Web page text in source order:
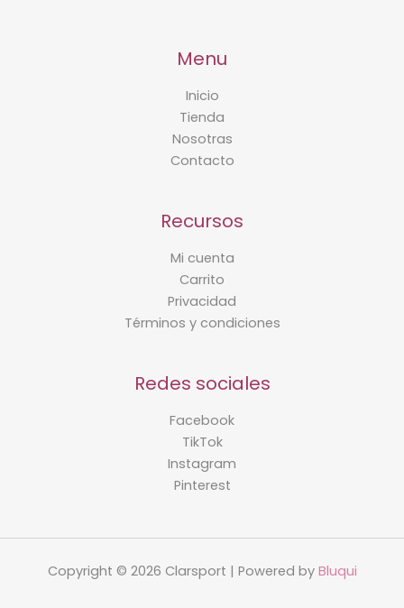
Menu
Inicio
Tienda
Nosotras
Contacto
Recursos
Mi cuenta
Carrito
Privacidad
Términos y condiciones
Redes sociales
Facebook
TikTok
Instagram
Pinterest
Copyright © 2026 Clarsport | Powered by Bluqui